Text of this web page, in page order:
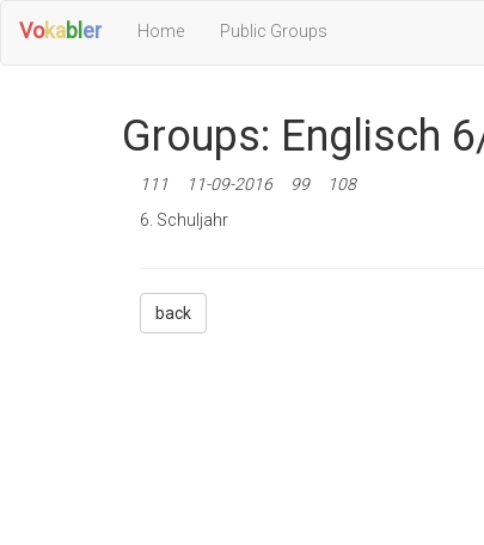
Vokabl er Home Public Groups
Groups: Englisch
111 11-09-2016 99
108
6. Schuljahr
back